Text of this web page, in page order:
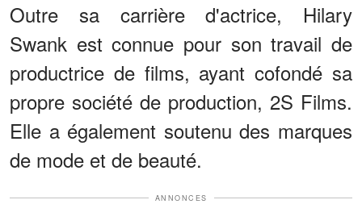
Outre sa carrière d'actrice, Hilary
Swank est connue pour son travail de
productrice de films, ayant cofondé sa
propre société de production, 2S Films.
Elle a également soutenu des marques
de mode et de beauté.
ANNONCES